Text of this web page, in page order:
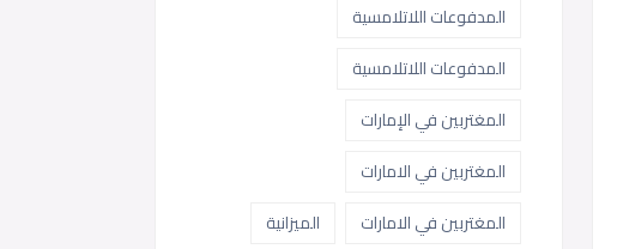
المدفوعات اللاتلامسية
المدفوعات اللاتلامسية
المغتربين في الإمارات
المغتربين في الامارات
المغتربين في الامارات
الميزانية